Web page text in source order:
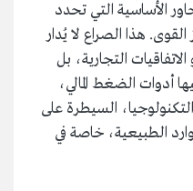
الأساسية التي تحدد
هذا الصراع لا يُدار
التجارية، بل
الضغط المالي،
السيطرة على
الطبيعية، خاصة في